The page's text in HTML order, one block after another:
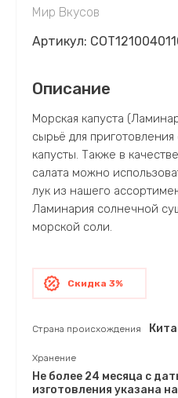
Мир Вкусов
Артикул:
Описание
Морская капуста
сырьё для
капусты. Также в
салата можно
лук из нашего
Ламинария солнечной
морской соли.
Скидка 3%
Страна происхождения
Хранение
Не более 24 месяца с
изготовления указана